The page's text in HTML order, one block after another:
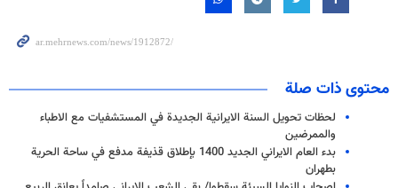
محتوى ذات صلة
لحظات تحويل السنة الايرانية الجديدة في المستشفيات مع الاطباء
والممرضين
بدء العام الايراني الجديد 1400 بإطلاق قذيفة مدفع في ساحة الحرية
بطهران